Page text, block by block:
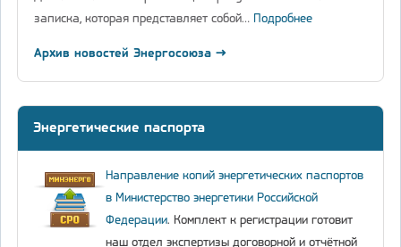
записка, которая представляет собой… Подробнее
Архив новостей Энергосоюза →
Энергетические паспорта
Направление копий энергетических паспортов
в Министерство энергетики Российской
Федерации. Комплект к регистрации готовит
наш отдел экспертизы договорной и отчётной